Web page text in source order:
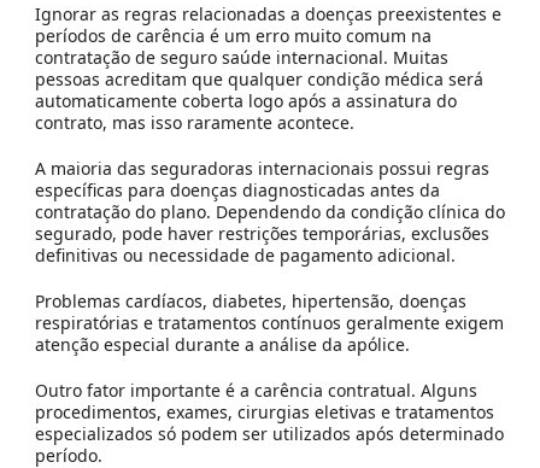
Ignorar as regras relacionadas a doenças preexistentes e
períodos de carência é um erro muito comum na
contratação de seguro saúde internacional. Muitas
pessoas acreditam que qualquer condição médica será
automaticamente coberta logo após a assinatura do
contrato, mas isso raramente acontece.
A maioria das seguradoras internacionais possui regras
específicas para doenças diagnosticadas antes da
contratação do plano. Dependendo da condição clínica do
segurado, pode haver restrições temporárias, exclusões
definitivas ou necessidade de pagamento adicional.
Problemas cardíacos, diabetes, hipertensão, doenças
respiratórias e tratamentos contínuos geralmente exigem
atenção especial durante a análise da apólice.
Outro fator importante é a carência contratual. Alguns
procedimentos, exames, cirurgias eletivas e tratamentos
especializados só podem ser utilizados após determinado
período.